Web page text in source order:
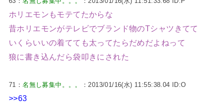
ホリエモンもモテてたからな
昔ホリエモンがテレビでブランド物のTシャツきてて
いくらいいの着てても太ってたらだめだよねって
狼に書き込んだら袋叩きにされた
71：名無し募集中。。。 ：2013/01/16(水) 11:55:38.04 ID:O
>>63